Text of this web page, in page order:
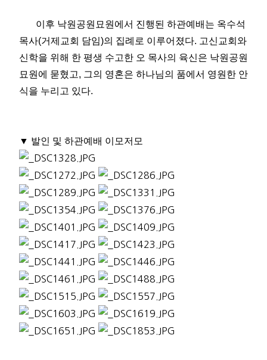
이후 낙원공원묘원에서 진행된 하관예배는 옥수석
목사(거제교회 담임)의 집례로 이루어졌다. 고신교회와
신학을 위해 한 평생 수고한 오 목사의 육신은 낙원공원
묘원에 묻혔고, 그의 영혼은 하나님의 품에서 영원한 안
식을 누리고 있다.
▼ 발인 및 하관예배 이모저모